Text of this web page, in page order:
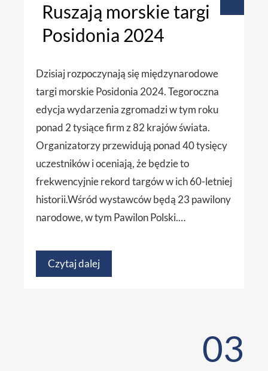
Ruszają morskie targi
Posidonia 2024
Dzisiaj rozpoczynają się międzynarodowe
targi morskie Posidonia 2024. Tegoroczna
edycja wydarzenia zgromadzi w tym roku
ponad 2 tysiące firm z 82 krajów świata.
Organizatorzy przewidują ponad 40 tysięcy
uczestników i oceniają, że będzie to
frekwencyjnie rekord targów w ich 60-letniej
historii.Wśród wystawców będą 23 pawilony
narodowe, w tym Pawilon Polski.…
Czytaj dalej
03